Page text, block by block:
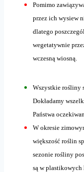
Pomimo
przez ich wysiew
dlatego
wegetatywnie
wczesną wiosną.
Wszystkie rośliny
Dokładamy
Państwa
W okresie
większość roślin
sezonie rośliny
są w